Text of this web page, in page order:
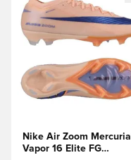
Nike Air Zoom Mercurial
Vapor 16 Elite FG